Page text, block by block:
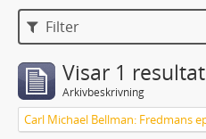
Filter
Visar 1 resultat
Arkivbeskrivning